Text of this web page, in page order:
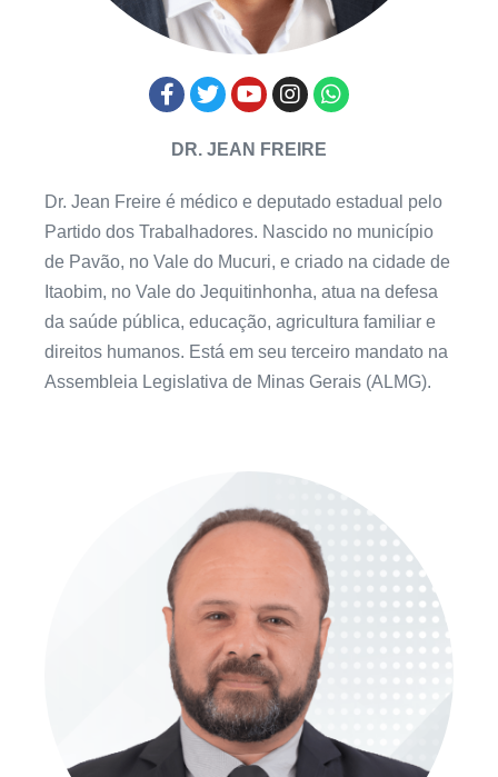
DR. JEAN FREIRE
Dr. Jean Freire é médico e deputado estadual pelo
Partido dos Trabalhadores. Nascido no município
de Pavão, no Vale do Mucuri, e criado na cidade de
Itaobim, no Vale do Jequitinhonha, atua na defesa
da saúde pública, educação, agricultura familiar e
direitos humanos. Está em seu terceiro mandato na
Assembleia Legislativa de Minas Gerais (ALMG).